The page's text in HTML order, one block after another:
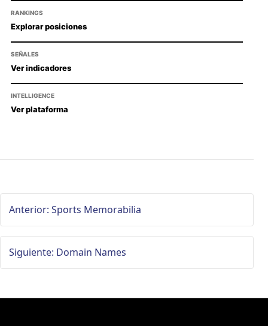
RANKINGS
Explorar posiciones
SEÑALES
Ver indicadores
INTELLIGENCE
Ver plataforma
Anterior: Sports Memorabilia
Siguiente: Domain Names